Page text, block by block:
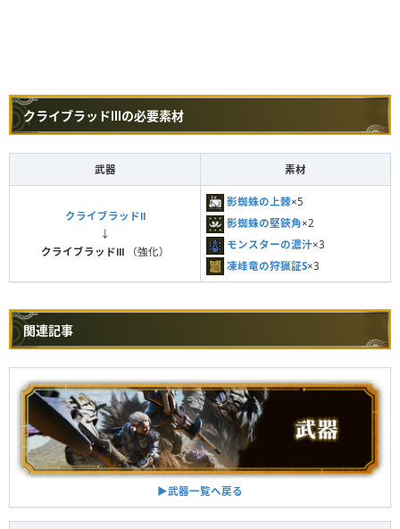
クライブラッドⅢの必要素材
武器 素材
クライブラッドⅡ
↓
クライブラッドⅢ（強化）
影蜘蛛の上棘×5
影蜘蛛の堅鋏角×2
モンスターの濃汁×3
凍峰竜の狩猟証S×3
関連記事
▶︎武器一覧へ戻る